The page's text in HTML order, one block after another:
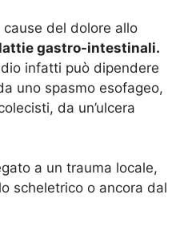
cause del dolore allo
gastro-intestinali.
infatti può dipendere
uno spasmo esofageo,
da un’ulcera
a un trauma locale,
scheletrico o ancora dal